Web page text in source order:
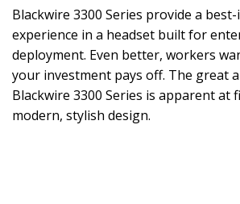
Blackwire 3300 Series provide a
experience in a headset built for
deployment. Even better, workers
your investment pays off. The great
Blackwire 3300 Series is apparent at
modern, stylish design.